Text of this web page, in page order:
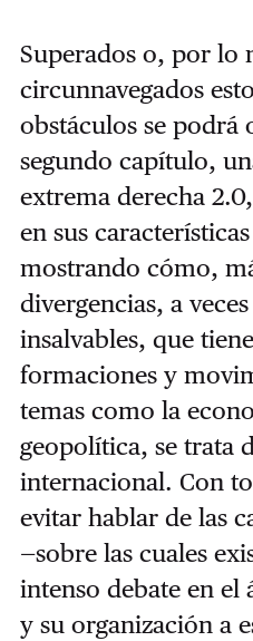
Superados o, por lo
circunnavegados
obstáculos se podrá
segundo capítulo,
extrema derecha
en sus
mostrando cómo,
divergencias, a
insalvables, que
formaciones y
temas como la
geopolítica, se trata
internacional. Con
evitar hablar de las
—sobre las cuales
intenso debate en
y su organización a